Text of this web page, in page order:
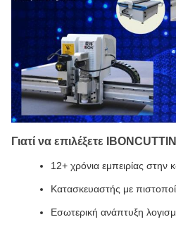
Γιατί να επιλέξετε
12+ χρόνια εμπειρίας στην
Κατασκευαστής με
Εσωτερική ανάπτυξη